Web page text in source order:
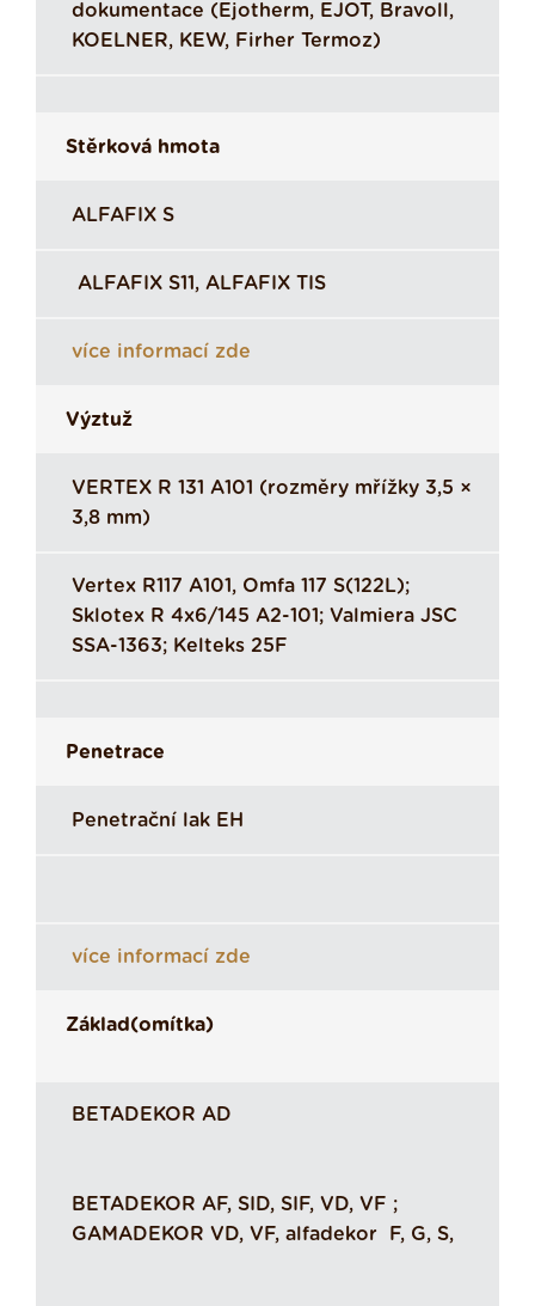
dokumentace (Ejotherm, EJOT, Bravoll,
KOELNER, KEW, Firher Termoz)
Stěrková hmota
ALFAFIX S
ALFAFIX S11, ALFAFIX TIS
více informací zde
Výztuž
VERTEX R 131 A101 (rozměry mřížky 3,5 ×
3,8 mm)
Vertex R117 A101, Omfa 117 S(122L);
Sklotex R 4x6/145 A2-101; Valmiera JSC
SSA-1363; Kelteks 25F
Penetrace
Penetrační lak EH
více informací zde
Základ(omítka)
BETADEKOR AD
BETADEKOR AF, SID, SIF, VD, VF ;
GAMADEKOR VD, VF, alfadekor F, G, S,